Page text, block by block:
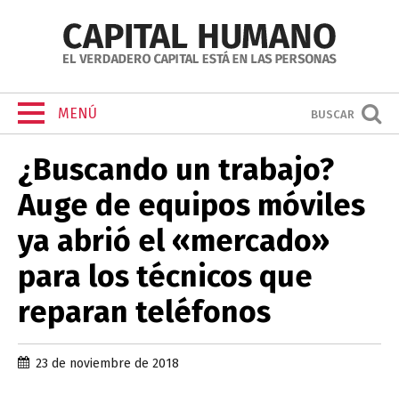
MENÚ BUSCAR
¿Buscando un trabajo?
Auge de equipos móviles
ya abrió el «mercado»
para los técnicos que
reparan teléfonos
23 de noviembre de 2018